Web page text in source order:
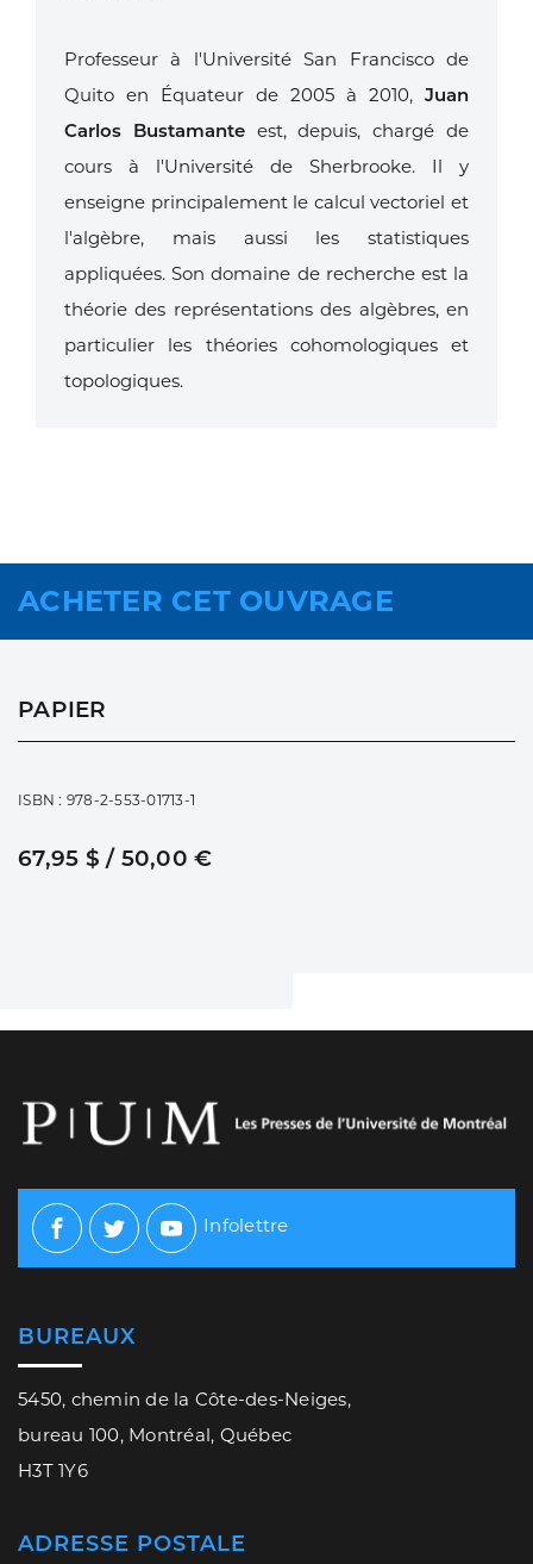
Professeur à l'Université San Francisco de
Quito en Équateur de 2005 à 2010, Juan
Carlos Bustamanteest, depuis, chargé de
cours à l'Université de Sherbrooke. Il y
enseigne principalement le calcul vectoriel et
l'algèbre, mais aussi les statistiques
appliquées. Son domaine de recherche est la
théorie des représentations des algèbres, en
particulier les théories cohomologiques et
topologiques.
ACHETER CET OUVRAGE
PAPIER
ISBN : 978-2-553-01713-1
67,95 $ / 50,00 €
Facebook
TwitterYoutube
Infolettre
BUREAUX
5450, chemin de la Côte-des-Neiges,
bureau 100, Montréal, Québec
H3T 1Y6
ADRESSE POSTALE